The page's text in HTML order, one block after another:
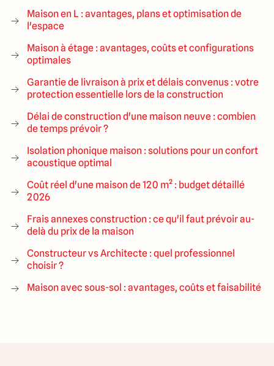
Maison en L : avantages, plans et optimisation de
l'espace
Maison à étage : avantages, coûts et configurations
optimales
Garantie de livraison à prix et délais convenus : votre
protection essentielle lors de la construction
Délai de construction d'une maison neuve : combien
de temps prévoir ?
Isolation phonique maison : solutions pour un confort
acoustique optimal
Coût réel d'une maison de 120 m² : budget détaillé
2026
Frais annexes construction : ce qu'il faut prévoir au-
delà du prix de la maison
Constructeur vs Architecte : quel professionnel
choisir ?
Maison avec sous-sol : avantages, coûts et faisabilité